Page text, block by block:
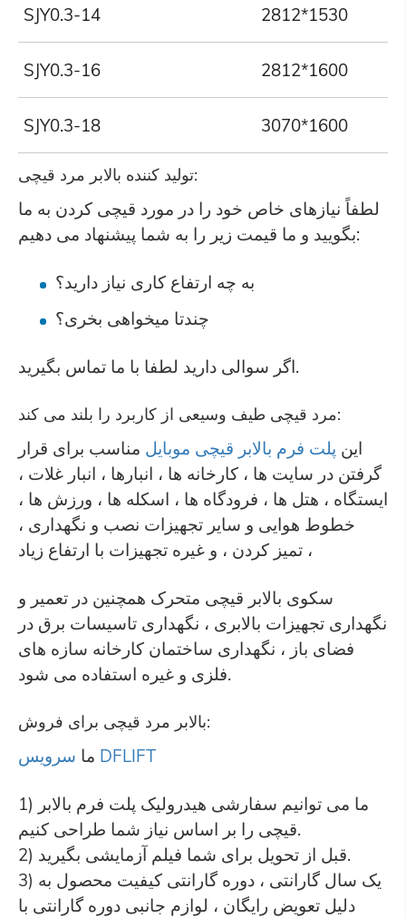
SJY0.3-14 2812*1530
SJY0.3-16 2812*1600
SJY0.3-18 3070*1600
تولید کننده بالابر مرد قیچی:
لطفاً نیازهای خاص خود را در مورد قیچی کردن به ما
بگویید و ما قیمت زیر را به شما پیشنهاد می دهیم:
به چه ارتفاع کاری نیاز دارید؟
چندتا میخواهی بخری؟
اگر سوالی دارید لطفا با ما تماس بگیرید.
مرد قیچی طیف وسیعی از کاربرد را بلند می کند:
این پلت فرم بالابر قیچی موبایل مناسب برای قرار
گرفتن در سایت ها ، کارخانه ها ، انبارها ، انبار غلات ،
ایستگاه ، هتل ها ، فرودگاه ها ، اسکله ها ، ورزش ها ،
خطوط هوایی و سایر تجهیزات نصب و نگهداری ،
تمیز کردن ، و غیره تجهیزات با ارتفاع زیاد ،
سکوی بالابر قیچی متحرک همچنین در تعمیر و
نگهداری تجهیزات بالابری ، نگهداری تاسیسات برق در
فضای باز ، نگهداری ساختمان کارخانه سازه های
فلزی و غیره استفاده می شود.
بالابر مرد قیچی برای فروش:
ما سرویس DFLIFT
1) ما می توانیم سفارشی هیدرولیک پلت فرم بالابر
قیچی را بر اساس نیاز شما طراحی کنیم.
2) قبل از تحویل برای شما فیلم آزمایشی بگیرید.
3) یک سال گارانتی ، دوره گارانتی کیفیت محصول به
دلیل تعویض رایگان ، لوازم جانبی دوره گارانتی با